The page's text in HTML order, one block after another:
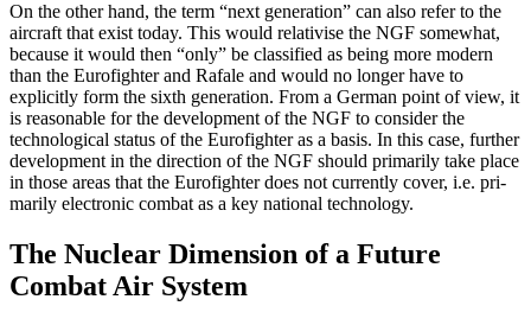
On the other hand, the term “next gen­eration” can also refer to the
aircraft that exist today. This would relativise the NGF somewhat,
because it would then “only” be classified as being more modern
than the Eurofighter and Rafale and would no longer have to
explicitly form the sixth generation. From a German point of view, it
is reason­able for the development of the NGF to con­sider the
technological status of the Euro­fighter as a basis. In this case, further
devel­opment in the direction of the NGF should primarily take place
in those areas that the Eurofighter does not currently cover, i.e. pri­
marily electronic combat as a key national technology.
The Nuclear Dimension of a Future
Combat Air System